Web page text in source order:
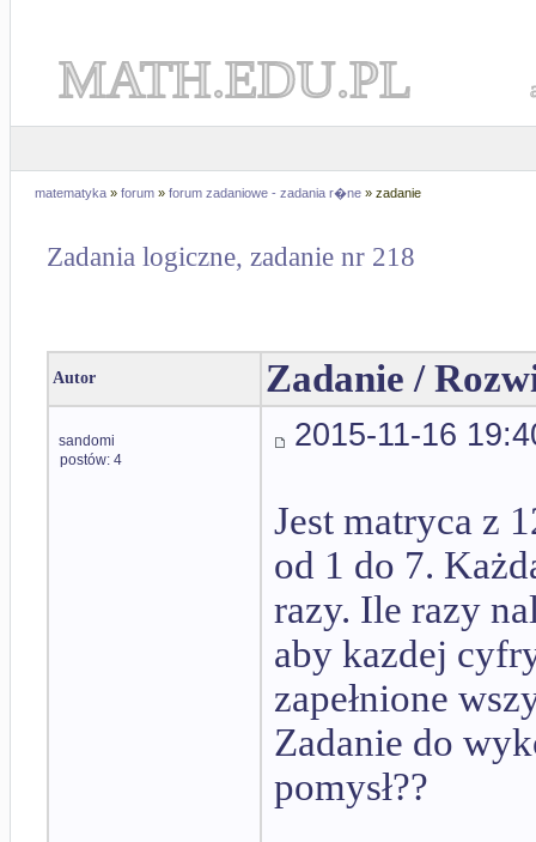
MATH.EDU.PL
matematyka » forum » forum zadaniowe - zadania r�ne » zadanie
Zadania logiczne, zadanie nr 218
Autor Zadanie /
sandomi
postów: 4
2015-11-16
Jest matryca z
od 1 do 7.
razy. Ile razy
aby kazdej
zapełnione
Zadanie do
pomysł??